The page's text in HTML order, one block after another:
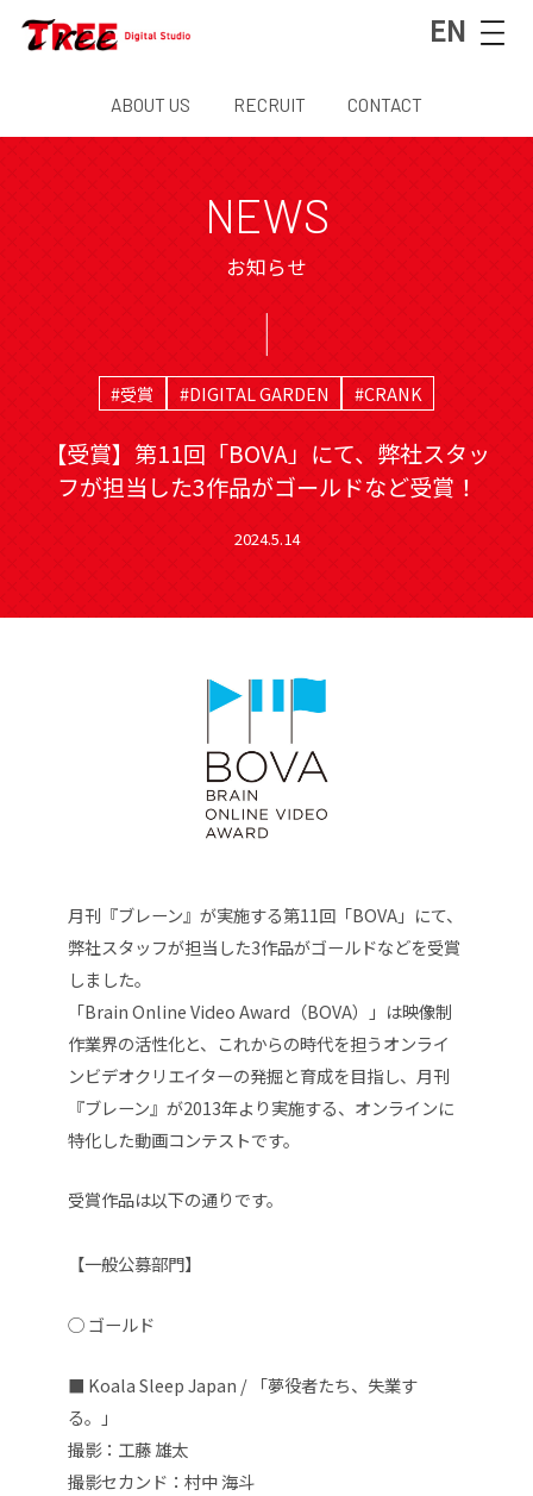
EN
ABOUT US RECRUIT CONTACT
NEWS
お知らせ
#受賞 #DIGITAL GARDEN #CRANK
【受賞】第11回「BOVA」にて、弊社スタッ
フが担当した3作品がゴールドなど受賞！
2024.5.14
月刊『ブレーン』が実施する第11回「BOVA」にて、
弊社スタッフが担当した3作品がゴールドなどを受賞
しました。
「Brain Online Video Award​（BOVA）」は映像制
作業界の活性化と、これからの時代を担うオンライ
ンビデオクリエイターの発掘と育成を目指し、月刊
『ブレーン』が2013年より実施する、オンラインに
特化した動画コンテストです。
受賞作品は以下の通りです。
【一般公募部門】
◯ ゴールド
■ Koala Sleep Japan / 「夢役者たち、失業す
る。」
撮影： 工藤 雄太
撮影セカンド：村中 海斗